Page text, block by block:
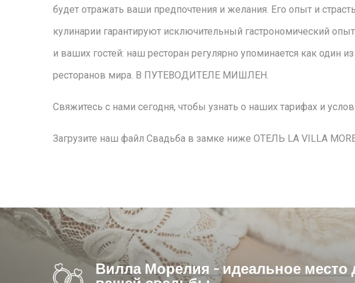
будет отражать ваши предпочтения и желания. Его опыт и
кулинарии гарантируют исключительный гастрономический
и ваших гостей: наш ресторан регулярно упоминается как один
ресторанов мира. В ПУТЕВОДИТЕЛЕ МИШЛЕН
Свяжитесь с нами сегодня, чтобы узнать о наших тарифах и
Загрузите наш файл Свадьба в замке ниже ОТЕЛЬ LA VILLA
Вилла Морелия - идеальное место